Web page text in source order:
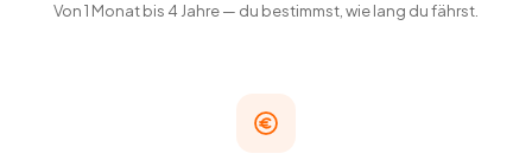
Von 1 Monat bis 4 Jahre — du bestimmst, wie lang du fährst.